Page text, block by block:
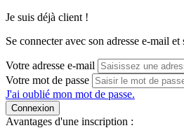
Je suis déjà client !
Se connecter avec son adresse e-mail et
Votre adresse e-mail
Votre mot de passe
J'ai oublié mon mot de passe.
Connexion
Avantages d'une inscription :